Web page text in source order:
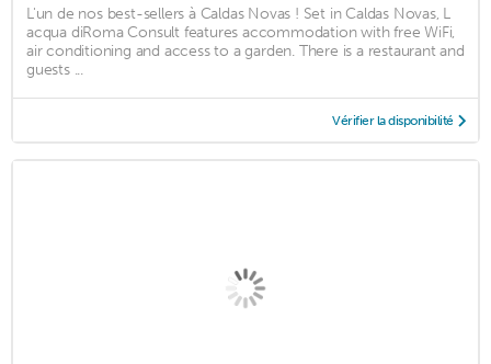
L'un de nos best-sellers à Caldas Novas ! Set in Caldas Novas, L
acqua diRoma Consult features accommodation with free WiFi,
air conditioning and access to a garden. There is a restaurant and
guests ...
Vérifier la disponibilité